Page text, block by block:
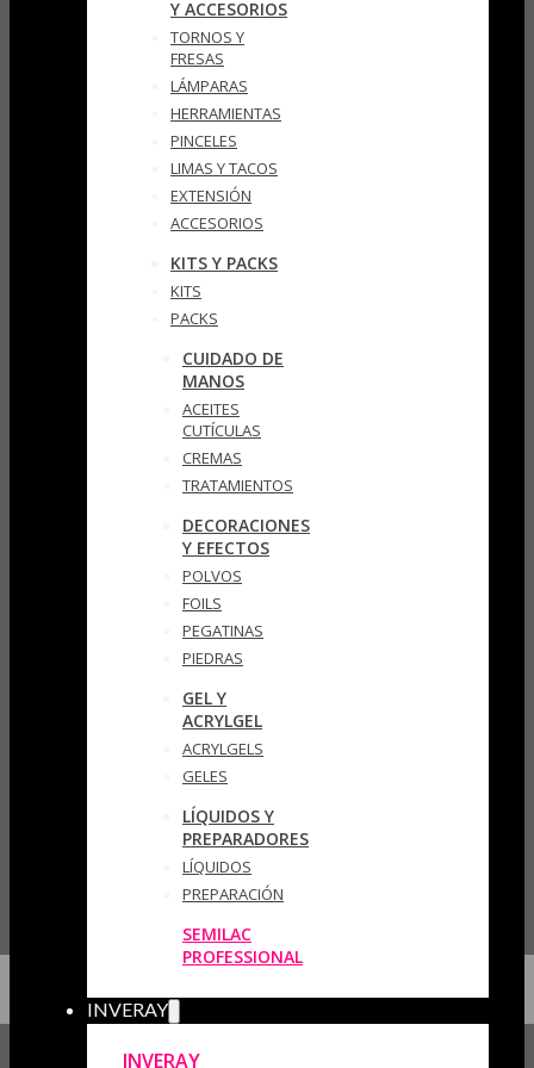
Y ACCESORIOS
TORNOS Y
FRESAS
LÁMPARAS
HERRAMIENTAS
PINCELES
LIMAS Y TACOS
EXTENSIÓN
ACCESORIOS
KITS Y PACKS
KITS
PACKS
CUIDADO DE
MANOS
ACEITES
CUTÍCULAS
CREMAS
TRATAMIENTOS
DECORACIONES
Y EFECTOS
POLVOS
FOILS
PEGATINAS
PIEDRAS
GEL Y
ACRYLGEL
ACRYLGELS
GELES
LÍQUIDOS Y
PREPARADORES
LÍQUIDOS
PREPARACIÓN
SEMILAC
PROFESSIONAL
INVERAY
INVERAY